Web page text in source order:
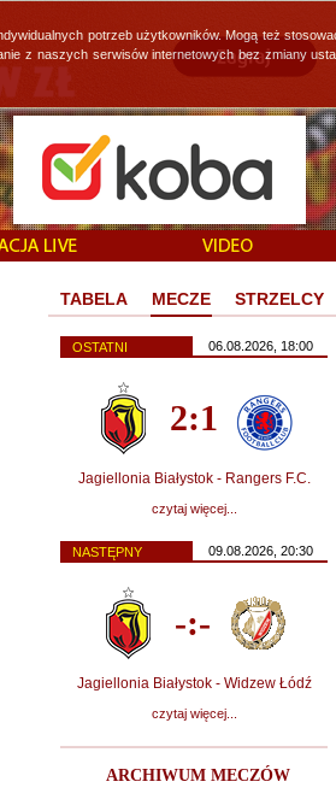
TABELA MECZE STRZELCY
OSTATNI 06.08.2026, 18:00
2:1
Jagiellonia Białystok - Rangers F.C.
czytaj więcej...
NASTĘPNY 09.08.2026, 20:30
-:-
Jagiellonia Białystok - Widzew Łódź
czytaj więcej...
ARCHIWUM MECZÓW
potrzeb użytkowników. Mogą też
z naszych serwisów internetowych bez zmiany